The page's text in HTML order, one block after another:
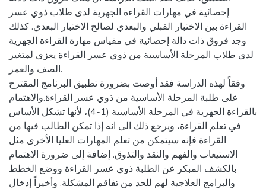
إحصائية في مهارات القراءة الجهرية لدى طلاب ذوي عسر
القراءة بين الاختبار القبلي والبعدي لصالح الاختبار البعدي. كذلك
وجد فروق ذات دالة إحصائية في مقياس مهارة القراءة الجهرية
لدى طلاب المرحلة الأساسية من ذوي عسر القراءة يعزى لمتغير
الصف والعمر.
وفقاً لهذه الدراسة فقد أوصت بضرورة تطبيق البرنامج المقترح
على طلبة المرحلة الأساسية من ذوي عسر القراءة.والاهتمام
بالقراءة الجهرية في المرحلة الأساسية (1-4)، لأنها تشكل الأساس
في تعلم القراءة، ويرجع ذلك الى انه إذا تمكن الطالب فيها من
القراءة فإنه سيتمكن من تعلم المهارات العليا الأخرى مثل
الاستيعاب والفهم والنقد والتذوق. إضافة إلى ضرورة الاهتمام
بالكشف المبكر عن الطلبة ذوي عسر القراءة ووضع الخطط
والبرامج العلاجية لهم للحد من تفاقم المشكلة. وأخيراً إدخال